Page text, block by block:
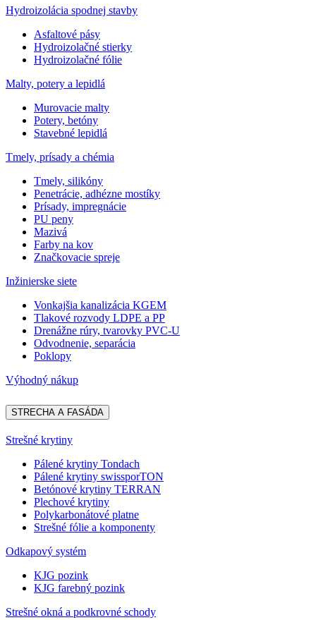
Hydroizolácia spodnej stavby
Asfaltové pásy
Hydroizolačné stierky
Hydroizolačné fólie
Malty, potery a lepidlá
Murovacie malty
Potery, betóny
Stavebné lepidlá
Tmely, prísady a chémia
Tmely, silikóny
Penetrácie, adhézne mostíky
Prísady, impregnácie
PU peny
Mazivá
Farby na kov
Značkovacie spreje
Inžinierske siete
Vonkajšia kanalizácia KGEM
Tlakové rozvody LDPE a PP
Drenážne rúry, tvarovky PVC-U
Odvodnenie, separácia
Poklopy
Výhodný nákup
STRECHA A FASÁDA
Strešné krytiny
Pálené krytiny Tondach
Pálené krytiny swissporTON
Betónové krytiny TERRAN
Plechové krytiny
Polykarbonátové platne
Strešné fólie a komponenty
Odkapový systém
KJG pozink
KJG farebný pozink
Strešné okná a podkrovné schody